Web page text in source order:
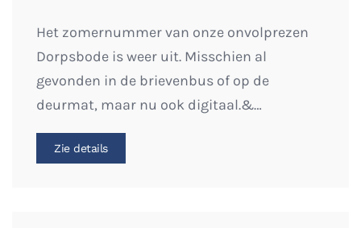
Het zomernummer van onze onvolprezen
Dorpsbode is weer uit. Misschien al
gevonden in de brievenbus of op de
deurmat, maar nu ook digitaal.&…
Zie details